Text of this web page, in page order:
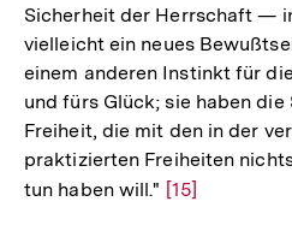
Sicherheit der Herrschaft —
vielleicht ein neues
einem anderen Instinkt für
und fürs Glück; sie haben
Freiheit, die mit den in der
praktizierten Freiheiten
tun haben will." Zur
[15]